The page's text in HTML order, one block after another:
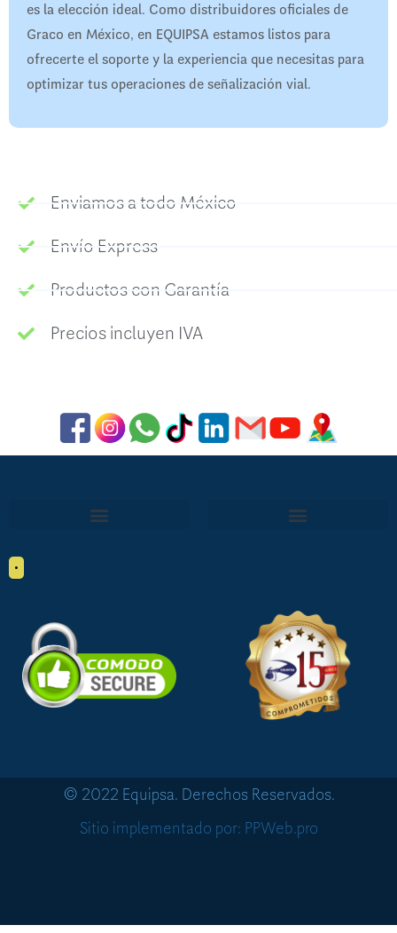
es la elección ideal. Como distribuidores oficiales de
Graco en México, en EQUIPSA estamos listos para
ofrecerte el soporte y la experiencia que necesitas para
optimizar tus operaciones de señalización vial.
Enviamos a todo México
Envío Express
Productos con Garantía
Precios incluyen IVA
•
© 2022 Equipsa. Derechos Reservados.
Sitio implementado por: PPWeb.pro